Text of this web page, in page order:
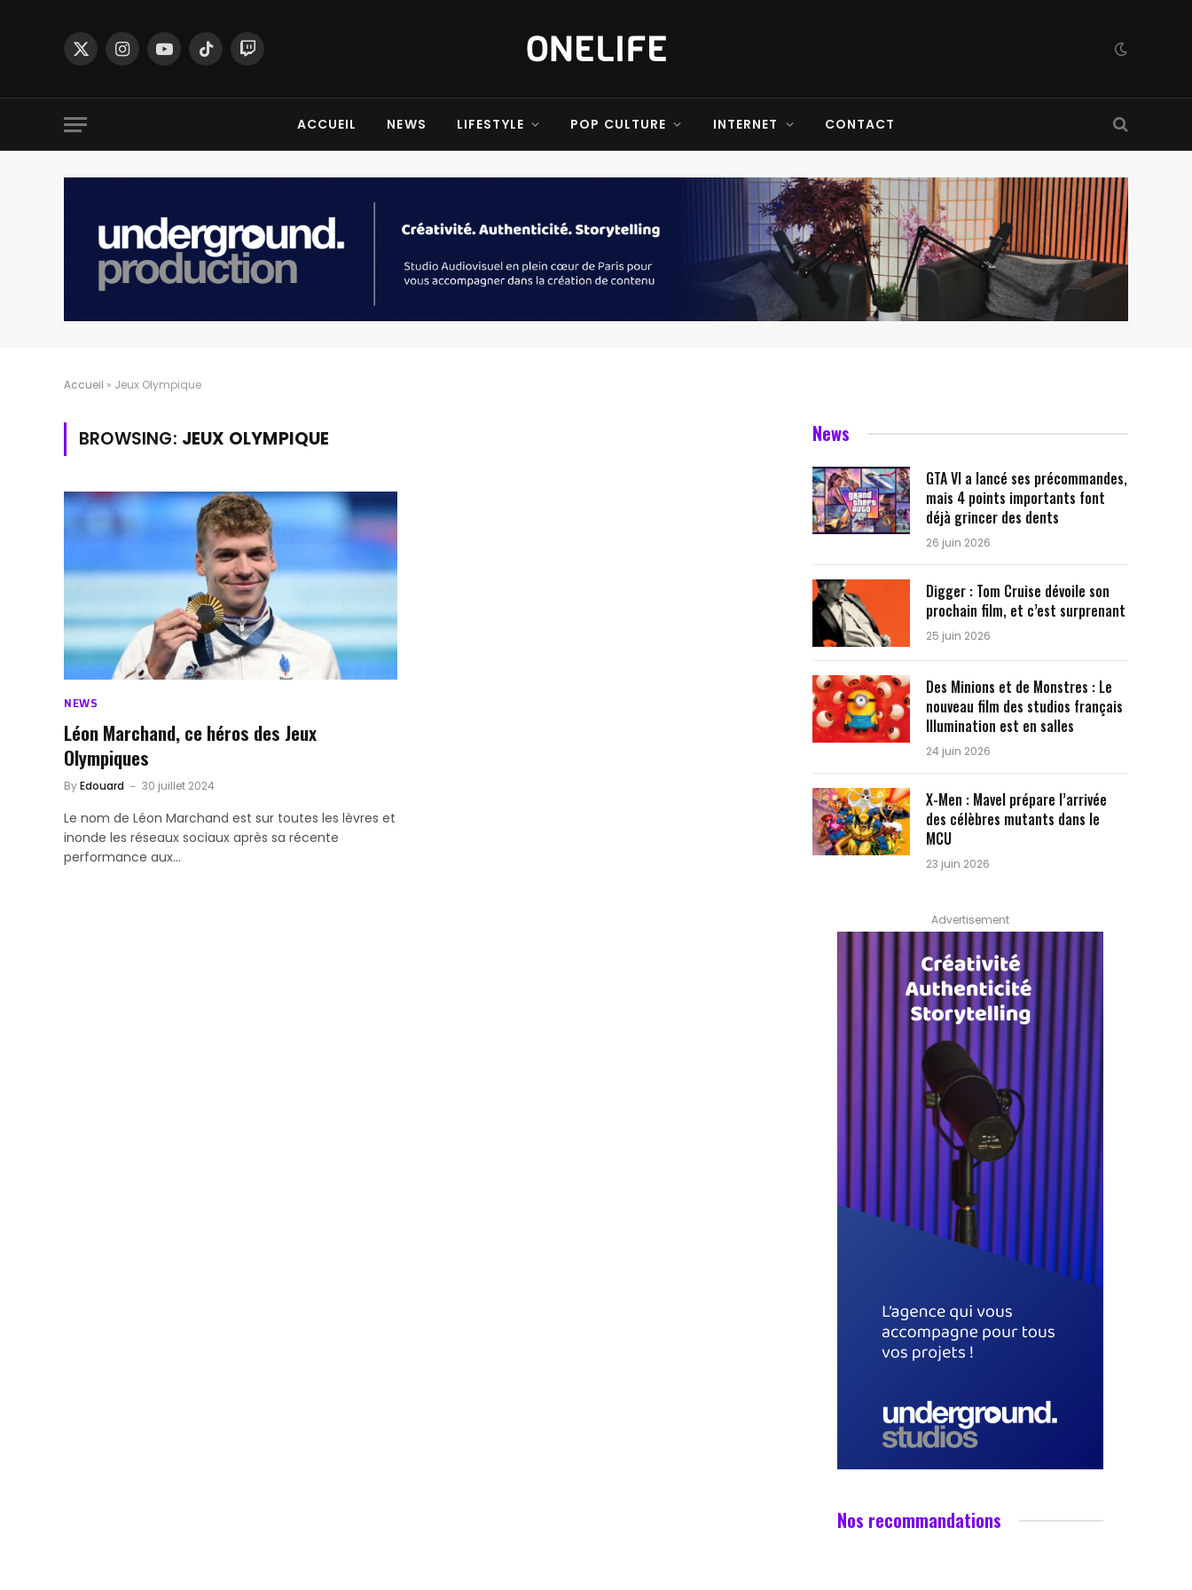
X
InstagramYouTubeTikTokTwitch
ACCUEIL NEWS LIFESTYLE POP CULTURE INTERNET CONTACT
Accueil » Jeux Olympique
BROWSING: JEUX OLYMPIQUE
NEWS
Léon Marchand, ce héros des Jeux
Olympiques
ByEdouard 30 juillet 2024
Le nom de Léon Marchand est sur toutes les lèvres et
inonde les réseaux sociaux après sa récente
performance aux…
News
GTA VI a lancé ses précommandes,
mais 4 points importants font
déjà grincer des dents
26 juin 2026
Digger : Tom Cruise dévoile son
prochain film, et c’est surprenant
25 juin 2026
Des Minions et de Monstres : Le
nouveau film des studios français
Illumination est en salles
24 juin 2026
X-Men : Mavel prépare l’arrivée
des célèbres mutants dans le
MCU
23 juin 2026
Advertisement
Nos recommandations